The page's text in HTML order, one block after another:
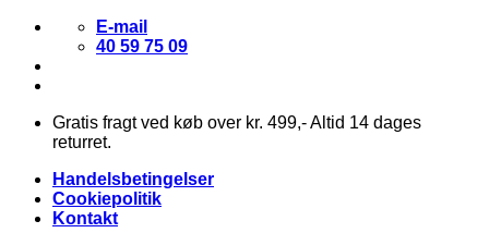
Fortsæt
indhold
E-mail
40 59 75 09
Gratis fragt ved køb over kr. 499,- Altid 14 dages
returret.
Handelsbetingelser
Cookiepolitik
Kontakt